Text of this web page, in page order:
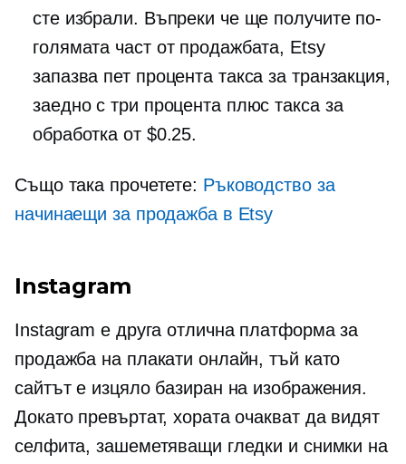
сте избрали. Въпреки че ще получите по-
голямата част от продажбата, Etsy
запазва пет процента такса за транзакция,
заедно с три процента плюс такса за
обработка от $0.25.
Също така прочетете: Ръководство за
начинаещи за продажба в Etsy
Instagram
Instagram е друга отлична платформа за
продажба на плакати онлайн, тъй като
сайтът е изцяло базиран на изображения.
Докато превъртат, хората очакват да видят
селфита, зашеметяващи гледки и снимки на